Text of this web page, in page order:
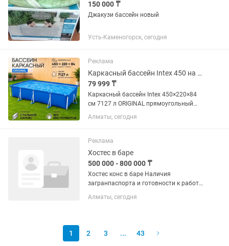
150 000 ₸
Джакузи бассейн новый
Усть-Каменогорск, сегодня
Реклама
Каркасный бассейн Intex 450 на 220 на 84 см оригинал
79 999 ₸
Каркасный бассейн Intex 450×220×84
см 7127 л ORIGINAL прямоугольный
для дачи и дома Описание: Каркасный
бассейн Intex ORIGINAL — надежный
комфортного отдыха всей семьи....
Алматы, сегодня
Реклама
Хостес в баре
500 000 - 800 000 ₸
Хостес конс в баре Наличия
загранпаспорта и готовности к работе
жилье с бассейном и завтраком
Алматы, сегодня
1 2 3 ... 43